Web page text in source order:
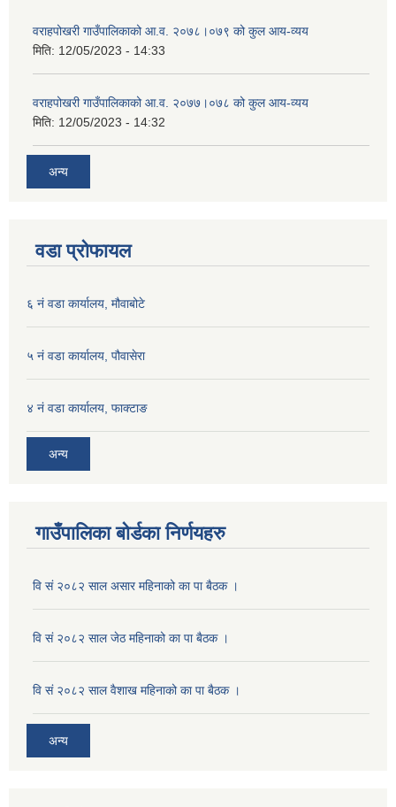
वराहपोखरी गाउँपालिकाको आ.व. २०७८।०७९ को कुल आय-व्यय
मिति: 12/05/2023 - 14:33
वराहपोखरी गाउँपालिकाको आ.व. २०७७।०७८ को कुल आय-व्यय
मिति: 12/05/2023 - 14:32
अन्य
वडा प्रोफायल
६ नं वडा कार्यालय, मौवाबोटे
५ नं वडा कार्यालय, पौवासेरा
४ नं वडा कार्यालय, फाक्टाङ
अन्य
गाउँपालिका बोर्डका निर्णयहरु
वि सं २०८२ साल असार महिनाको का पा बैठक ।
वि सं २०८२ साल जेठ महिनाको का पा बैठक ।
वि सं २०८२ साल वैशाख महिनाको का पा बैठक ।
अन्य